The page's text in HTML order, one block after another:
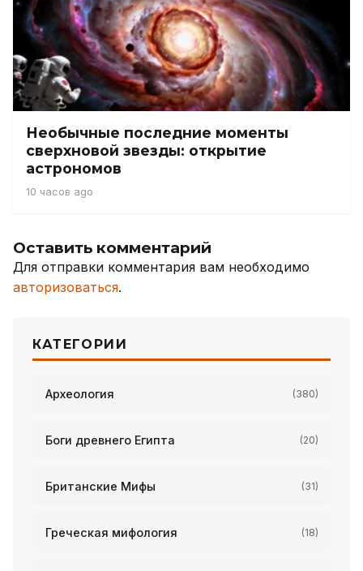
Необычные последние моменты
сверхновой звезды: открытие
астрономов
10 часов ago
Оставить комментарий
Для отправки комментария вам необходимо
авторизоваться.
КАТЕГОРИИ
Археология (380)
Боги древнего Египта (20)
Британские Мифы (31)
Греческая мифология (18)